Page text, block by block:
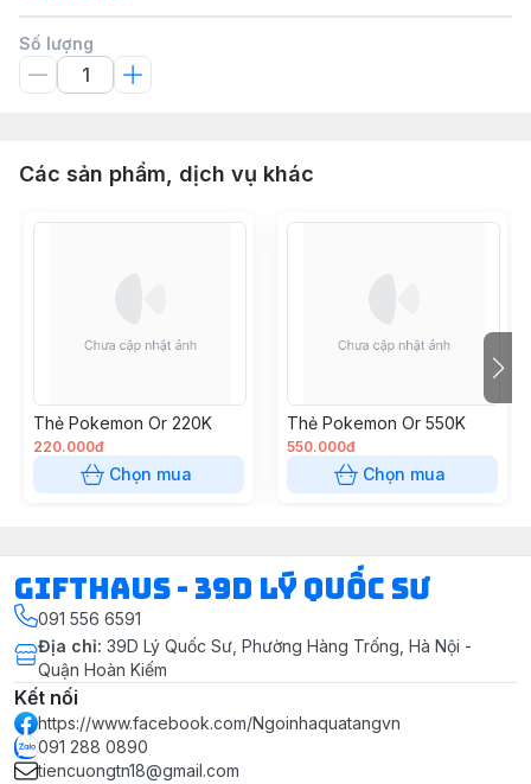
Số lượng
Các sản phẩm, dịch vụ khác
Thẻ Pokemon Or 220K
220.000đ
Chọn mua
Thẻ Pokemon Or 550K
550.000đ
Chọn mua
Gifthaus - 39D Lý Quốc Sư
091 556 6591
Địa chỉ: 39D Lý Quốc Sư, Phường Hàng Trống, Hà Nội -
Quận Hoàn Kiếm
Kết nối
https://www.facebook.com/Ngoinhaquatangvn
091 288 0890
tiencuongtn18@gmail.com